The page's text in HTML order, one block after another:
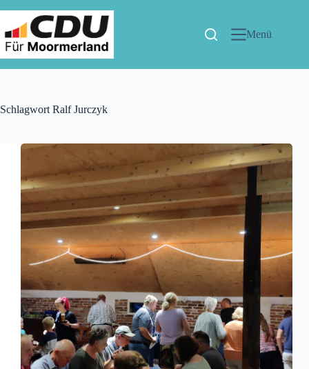
Menü
Schlagwort Ralf Jurczyk